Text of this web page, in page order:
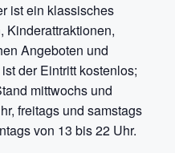
ist ein klassisches
Kinderattraktionen,
Angeboten und
der Eintritt kostenlos;
mittwochs und
freitags und samstags
von 13 bis 22 Uhr.